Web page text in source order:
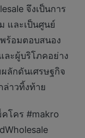
จึงเป็นการ
และเป็นศูนย์
ร้อมตอบสนอง
ละผู้บริโภคอย่าง
ลักดันเศรษฐกิจ
ล่าวทิ้งท้าย
โคร #makro